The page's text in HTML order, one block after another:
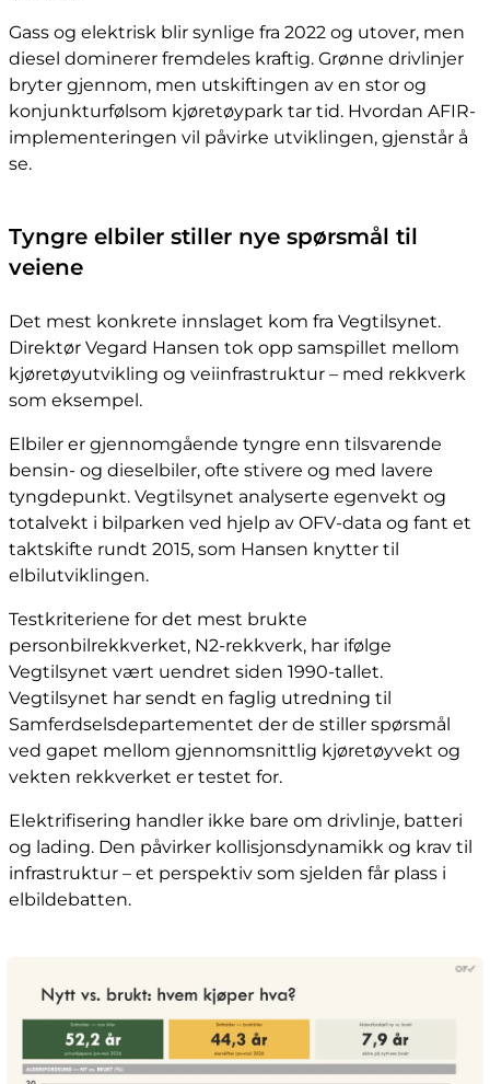
Gass og elektrisk blir synlige fra 2022 og utover, men
diesel dominerer fremdeles kraftig. Grønne drivlinjer
bryter gjennom, men utskiftingen av en stor og
konjunkturfølsom kjøretøypark tar tid. Hvordan AFIR-
implementeringen vil påvirke utviklingen, gjenstår å
se.
Tyngre elbiler stiller nye spørsmål til
veiene
Det mest konkrete innslaget kom fra Vegtilsynet.
Direktør Vegard Hansen tok opp samspillet mellom
kjøretøyutvikling og veiinfrastruktur – med rekkverk
som eksempel.
Elbiler er gjennomgående tyngre enn tilsvarende
bensin- og dieselbiler, ofte stivere og med lavere
tyngdepunkt. Vegtilsynet analyserte egenvekt og
totalvekt i bilparken ved hjelp av OFV-data og fant et
taktskifte rundt 2015, som Hansen knytter til
elbilutviklingen.
Testkriteriene for det mest brukte
personbilrekkverket, N2-rekkverk, har ifølge
Vegtilsynet vært uendret siden 1990-tallet.
Vegtilsynet har sendt en faglig utredning til
Samferdselsdepartementet der de stiller spørsmål
ved gapet mellom gjennomsnittlig kjøretøyvekt og
vekten rekkverket er testet for.
Elektrifisering handler ikke bare om drivlinje, batteri
og lading. Den påvirker kollisjonsdynamikk og krav til
infrastruktur – et perspektiv som sjelden får plass i
elbildebatten.